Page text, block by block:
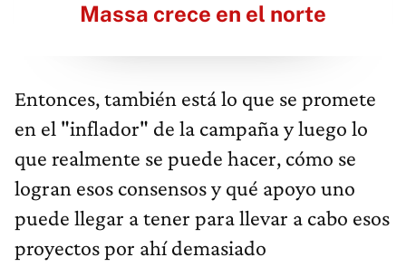
Massa crece en el norte
Entonces, también está lo que se promete
en el "inflador" de la campaña y luego lo
que realmente se puede hacer, cómo se
logran esos consensos y qué apoyo uno
puede llegar a tener para llevar a cabo esos
proyectos por ahí demasiado